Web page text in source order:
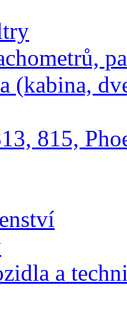
(kabina,
815,
a